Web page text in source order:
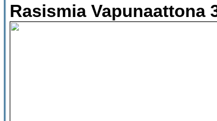
Rasismia Vapunaattona